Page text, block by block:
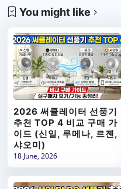
You might like
2026 써큘레이터 선풍기
추천 TOP 4 비교 구매 가
이드 (신일, 루메나, 르젠,
샤오미)
18 June, 2026